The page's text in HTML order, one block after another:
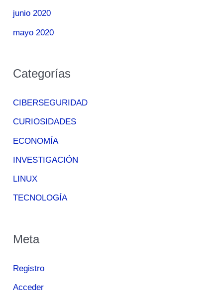
junio 2020
mayo 2020
Categorías
CIBERSEGURIDAD
CURIOSIDADES
ECONOMÍA
INVESTIGACIÓN
LINUX
TECNOLOGÍA
Meta
Registro
Acceder